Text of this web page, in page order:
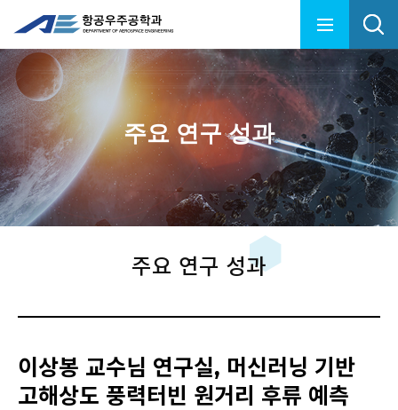
주요 연구 성과
주요 연구 성과
이상봉 교수님 연구실, 머신러닝 기반
고해상도 풍력터빈 원거리 후류 예측